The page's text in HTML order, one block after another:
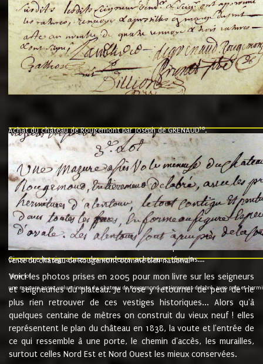
Achat du château de Rougemont par Joseph de GRENAUD10.
"l'an mil six cent soixante treze le ving neuvième jour du mois de
nommé fut présent Messire Claude Guillaume de Moyriat chevalier baron
vend, purement simplement et irrevocablement a monseigneur monsieur
et chavannes conseiller du roy au parlement de Bourgogne, present et
que le dit seigneur Baron de la Vellière a sur ses hommes, indivisables et
de la Velliere tout ainsi et comme le dit seigneur Baron et ses
présent......"
suivent les rentes, donation des terriers, etc... au prix de 880 livre louis
Ci contre les signatures des vendeurs, acheteurs, témoins....
vente du château de Rougemont comme bien national9.
"3ème lot
une mazure assez volumineuse du chateau de Rougemond, entierement delabré, avec près et
Voici les photos prises en 2005 pour mon livre sur les seigneurs
et seigneuries du plateau. Je n'ose y retourner de peur de ne
plus rien retrouver de ces vestiges historiques... Alors qu'à
quelques centaine de mètres on construit du vieux neuf ! elles
représentent le plan du château en 1838, la voute et l'entrée de
ce qui ressemble à une porte, le chemin d'accès, les murailles,
surtout celles Nord Est et Nord Ouest les mieux conservées.